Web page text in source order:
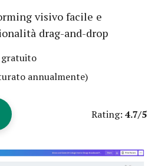
visivo facile e
drag-and-drop
gratuito
annualmente)
Rating: 4.7/5